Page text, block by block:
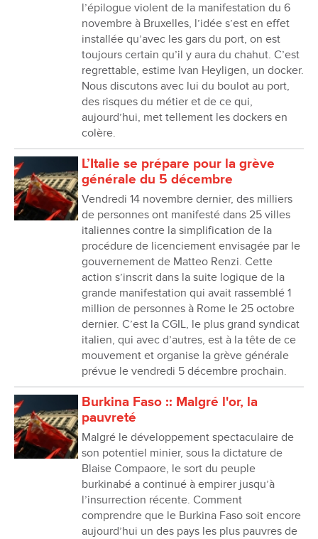
l’épilogue violent de la manifestation du 6
novembre à Bruxelles, l’idée s’est en effet
installée qu’avec les gars du port, on est
toujours certain qu’il y aura du chahut. C’est
regrettable, estime Ivan Heyligen, un docker.
Nous discutons avec lui du boulot au port,
des risques du métier et de ce qui,
aujourd’hui, met tellement les dockers en
colère.
L’Italie se prépare pour la grève
générale du 5 décembre
Vendredi 14 novembre dernier, des milliers
de personnes ont manifesté dans 25 villes
italiennes contre la simplification de la
procédure de licenciement envisagée par le
gouvernement de Matteo Renzi. Cette
action s’inscrit dans la suite logique de la
grande manifestation qui avait rassemblé 1
million de personnes à Rome le 25 octobre
dernier. C’est la CGIL, le plus grand syndicat
italien, qui avec d’autres, est à la tête de ce
mouvement et organise la grève générale
prévue le vendredi 5 décembre prochain.
Burkina Faso :: Malgré l'or, la
pauvreté
Malgré le développement spectaculaire de
son potentiel minier, sous la dictature de
Blaise Compaore, le sort du peuple
burkinabé a continué à empirer jusqu’à
l’insurrection récente. Comment
comprendre que le Burkina Faso soit encore
aujourd’hui un des pays les plus pauvres de